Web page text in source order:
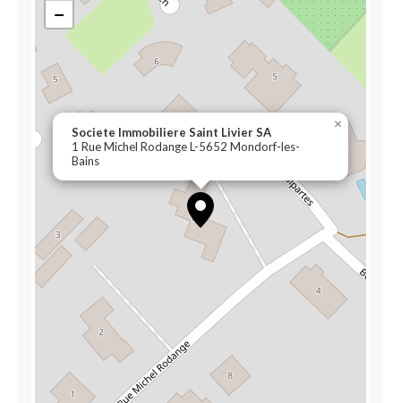
Societe Immobiliere Saint Livier SA
1 Rue Michel Rodange L-5652 Mondorf-les-
Bains
×
−